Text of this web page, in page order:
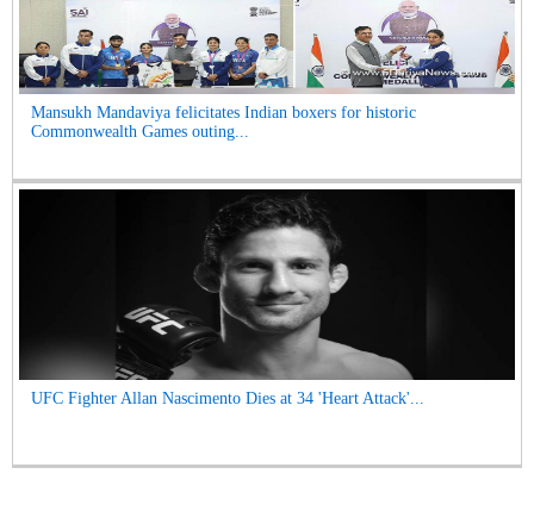
Mansukh Mandaviya felicitates Indian boxers for historic
Commonwealth Games outing...
UFC Fighter Allan Nascimento Dies at 34 'Heart Attack'...